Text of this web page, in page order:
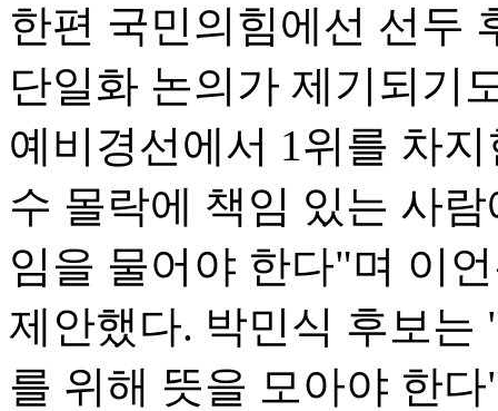
한편 국민의힘에선 선두
단일화 논의가 제기되기
예비경선에서 1위를 차
수 몰락에 책임 있는 사
임을 물어야 한다"며 이
제안했다. 박민식 후보는
를 위해 뜻을 모아야 한